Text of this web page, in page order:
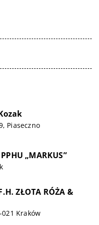
Piaseczno
„MARKUS”
ZŁOTA RÓŻA &
Kraków